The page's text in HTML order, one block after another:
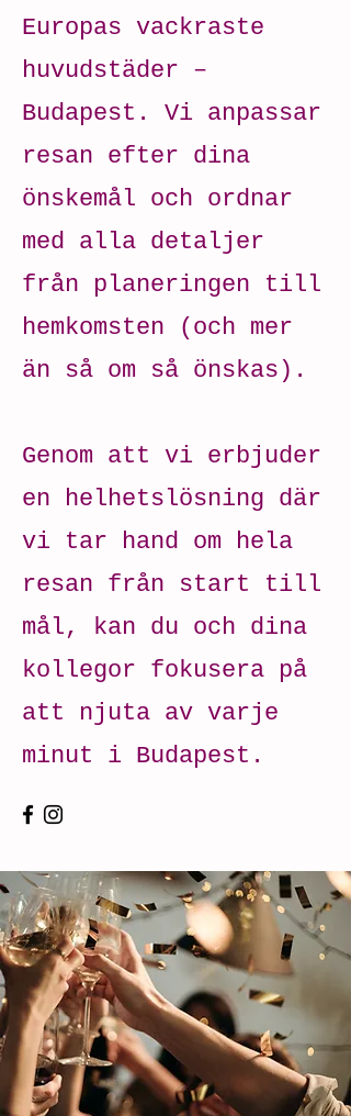
Europas vackraste
huvudstäder –
Budapest. Vi anpassar
resan efter dina
önskemål och ordnar
med alla detaljer
från planeringen till
hemkomsten (och mer
än så om så önskas).
Genom att vi erbjuder
en helhetslösning där
vi tar hand om hela
resan från start till
mål, kan du och dina
kollegor fokusera på
att njuta av varje
minut i Budapest.